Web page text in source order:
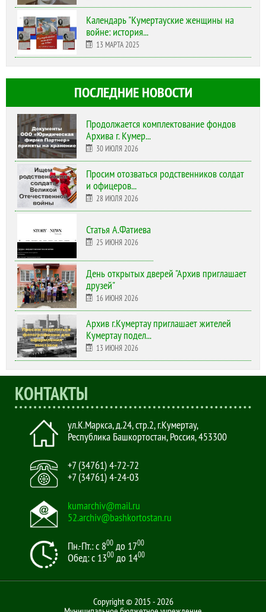
Календарь "Кумертауские женщины на
войне: история...
13 МАРТА 2025
ПОСЛЕДНИЕ НОВОСТИ
Продолжается комплектование фондов
Архива г. Кумер...
30 ИЮЛЯ 2026
Просим отозваться родственников солдат
и офицеров...
28 ИЮЛЯ 2026
Статья А.Фатиева
25 ИЮНЯ 2026
День открытых дверей "Архив приглашает
друзей"
16 ИЮНЯ 2026
Архив г.Кумертау приглашает жителей
Кумертау подел...
13 ИЮНЯ 2026
КОНТАКТЫ
ул.К.Маркса, д.24, стр.2,г.Кумертау,
Республика Башкортостан, Россия,453300
+7 (34761) 4-72-72
+7 (34761) 4-24-03
kumarchiv@mail.ru
52.archiv@bashkortostan.ru
Пн.-Пт.: с 800 до 1700
Обед: с 1300 до 1400
Copyright © 2015 - 2026